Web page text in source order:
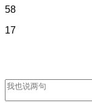
58
17